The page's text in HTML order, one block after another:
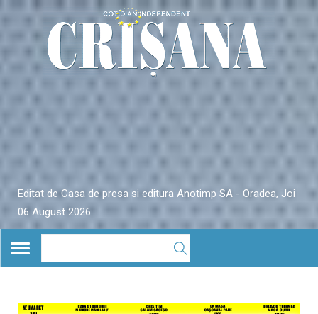
Editat de Casa de presa si editura Anotimp SA - Oradea, Joi
06 August 2026
TOGGLE
NAVIGATION